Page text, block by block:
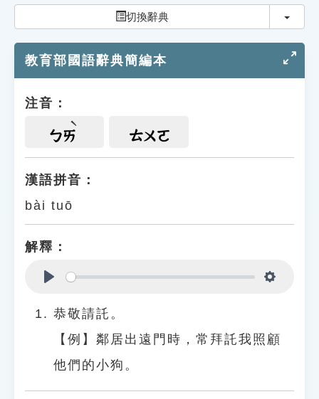
索引選單
單字索引
遊戲專區
貓頭鷹博士
切換辭典 切換
教育部國語辭典簡編本
注音：
ㄅㄞ ㄊㄨㄛ
漢語拼音：
bài tuō
解釋：
恭敬請託。
【例】鄰居出遠門時，常拜託我照顧
他們的小狗。